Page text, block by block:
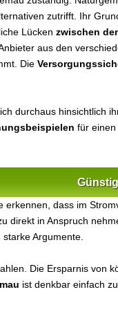
zutrifft. Ihr
Lücken zwischen
aus den
Die
durchaus hinsichtlich
für einen
erkennen, dass im
direkt in Anspruch
Argumente.
Die Ersparnis von
ist denkbar einfach